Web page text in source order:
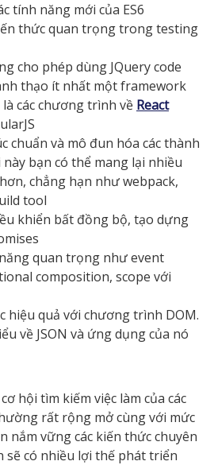
tính năng mới của ES6
thức quan trọng trong testing
cho phép dùng JQuery code
thạo ít nhất một framework
các chương trình về React
chuẩn và mô đun hóa các thành
này bạn có thể mang lại nhiều
chẳng hạn như webpack,
tool
khiển bất đồng bộ, tạo dựng
quan trọng như event
composition, scope với
hiệu quả với chương trình DOM.
về JSON và ứng dụng của nó
hội tìm kiếm việc làm của các
rất rộng mở cùng với mức
nắm vững các kiến thức chuyên
sẽ có nhiều lợi thế phát triển